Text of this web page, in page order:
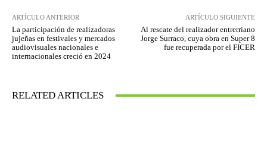
ARTÍCULO ANTERIOR
La participación de realizadoras
jujeñas en festivales y mercados
audiovisuales nacionales e
internacionales creció en 2024
ARTÍCULO SIGUIENTE
Al rescate del realizador entrerriano
Jorge Surraco, cuya obra en Super 8
fue recuperada por el FICER
RELATED ARTICLES